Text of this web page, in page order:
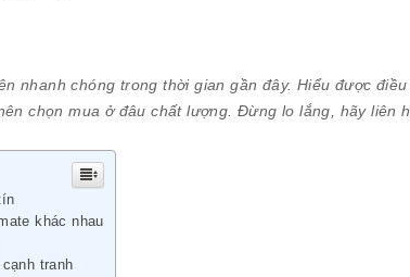
nhanh chóng trong thời gian gần đây. Hiểu được
chọn mua ở đâu chất lượng. Đừng lo lắng, hãy liên
khác nhau
tranh